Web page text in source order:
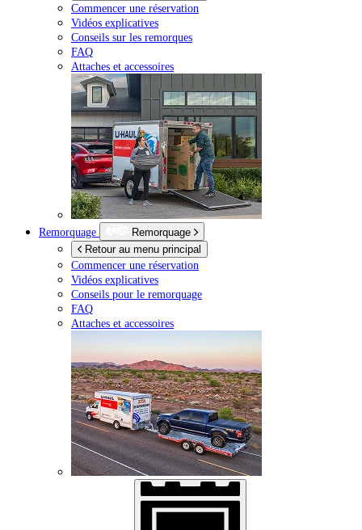
Commencer une réservation
Vidéos explicatives
Conseils sur les remorques
FAQ
Attaches et accessoires
Remorquage
Remorquage
Retour au menu principal
Commencer une réservation
Vidéos explicatives
Conseils pour le remorquage
FAQ
Attaches et accessoires